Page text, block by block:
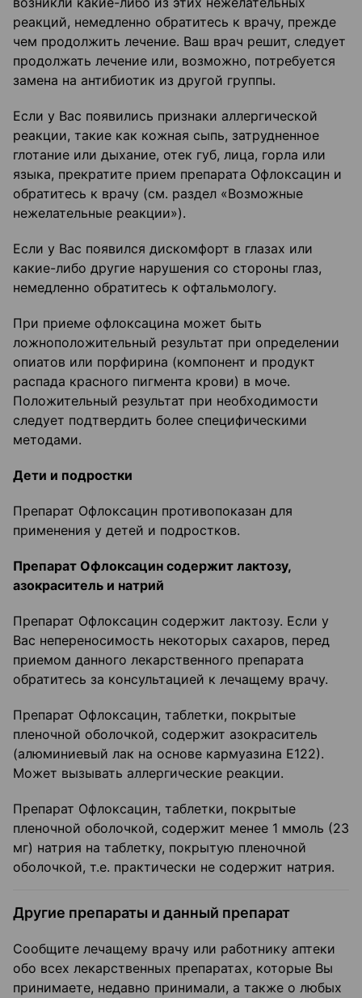
реакций, немедленно обратитесь к врачу, прежде
чем продолжить лечение. Ваш врач решит, следует
продолжать лечение или, возможно, потребуется
замена на антибиотик из другой группы.
Если у Вас появились признаки аллергической
реакции, такие как кожная сыпь, затрудненное
глотание или дыхание, отек губ, лица, горла или
языка, прекратите прием препарата Офлоксацин и
обратитесь к врачу (см. раздел «Возможные
нежелательные реакции»).
Если у Вас появился дискомфорт в глазах или
какие-либо другие нарушения со стороны глаз,
немедленно обратитесь к офтальмологу.
При приеме офлоксацина может быть
ложноположительный результат при определении
опиатов или порфирина (компонент и продукт
распада красного пигмента крови) в моче.
Положительный результат при необходимости
следует подтвердить более специфическими
методами.
Дети и подростки
Препарат Офлоксацин противопоказан для
применения у детей и подростков.
Препарат Офлоксацин содержит лактозу,
азокраситель и натрий
Препарат Офлоксацин содержит лактозу. Если у
Вас непереносимость некоторых сахаров, перед
приемом данного лекарственного препарата
обратитесь за консультацией к лечащему врачу.
Препарат Офлоксацин, таблетки, покрытые
пленочной оболочкой, содержит азокраситель
(алюминиевый лак на основе кармуазина Е122).
Может вызывать аллергические реакции.
Препарат Офлоксацин, таблетки, покрытые
пленочной оболочкой, содержит менее 1 ммоль (23
мг) натрия на таблетку, покрытую пленочной
оболочкой, т.е. практически не содержит натрия.
Другие препараты и данный препарат
Сообщите лечащему врачу или работнику аптеки
обо всех лекарственных препаратах, которые Вы
принимаете, недавно принимали, а также о любых